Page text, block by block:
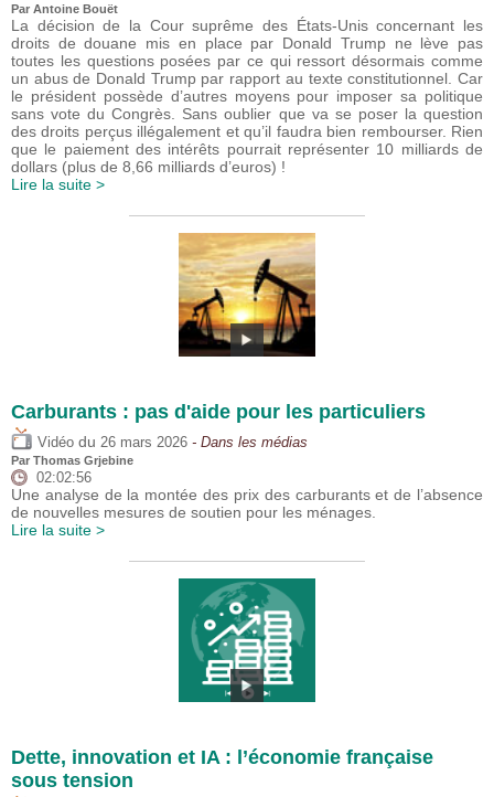
Par Antoine Bouët
La décision de la Cour suprême des États-Unis concernant les
droits de douane mis en place par Donald Trump ne lève pas
toutes les questions posées par ce qui ressort désormais comme
un abus de Donald Trump par rapport au texte constitutionnel. Car
le président possède d’autres moyens pour imposer sa politique
sans vote du Congrès. Sans oublier que va se poser la question
des droits perçus illégalement et qu’il faudra bien rembourser. Rien
que le paiement des intérêts pourrait représenter 10 milliards de
dollars (plus de 8,66 milliards d’euros) !
Lire la suite >
Carburants : pas d'aide pour les particuliers
Vidéo du 26 mars 2026 - Dans les médias
Par Thomas Grjebine
02:02:56
Une analyse de la montée des prix des carburants et de l’absence
de nouvelles mesures de soutien pour les ménages.
Lire la suite >
Dette, innovation et IA : l’économie française
sous tension